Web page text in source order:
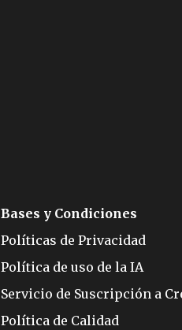
Bases y Condiciones
Políticas de Privacidad
Política de uso de la IA
Servicio de Suscripción a
Política de Calidad